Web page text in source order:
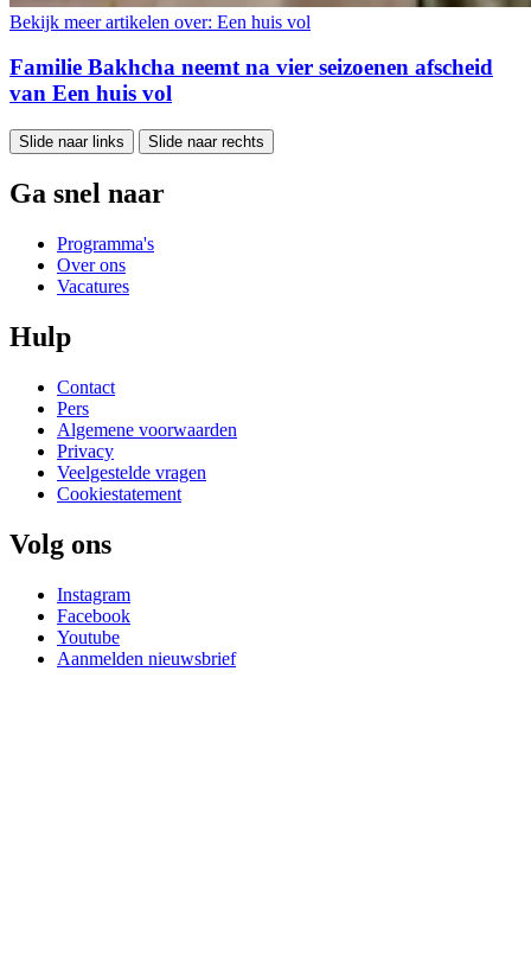
Bekijk meer artikelen over: Een huis vol
Familie Bakhcha neemt na vier seizoenen afscheid
van Een huis vol
Slide naar links Slide naar rechts
Ga snel naar
Programma's
Over ons
Vacatures
Hulp
Contact
Pers
Algemene voorwaarden
Privacy
Veelgestelde vragen
Cookiestatement
Volg ons
Instagram
Facebook
Youtube
Aanmelden nieuwsbrief